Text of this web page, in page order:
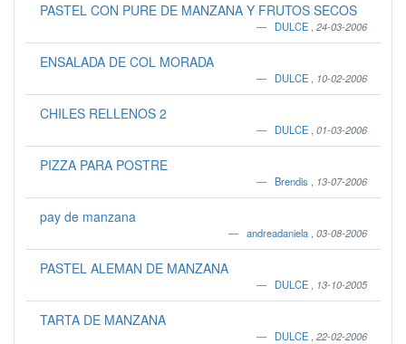
PASTEL CON PURE DE MANZANA Y FRUTOS SECOS
DULCE 24-03-2006
ENSALADA DE COL MORADA
DULCE 10-02-2006
CHILES RELLENOS 2
DULCE 01-03-2006
PIZZA PARA POSTRE
Brendis 13-07-2006
pay de manzana
andreadaniela 03-08-2006
PASTEL ALEMAN DE MANZANA
DULCE 13-10-2005
TARTA DE MANZANA
DULCE 22-02-2006